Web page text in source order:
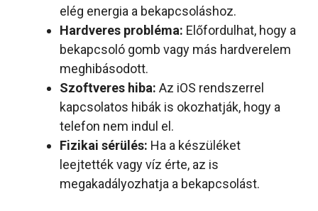
elég energia a bekapcsoláshoz.
Hardveres probléma: Előfordulhat, hogy a
bekapcsoló gomb vagy más hardverelem
meghibásodott.
Szoftveres hiba: Az iOS rendszerrel
kapcsolatos hibák is okozhatják, hogy a
telefon nem indul el.
Fizikai sérülés: Ha a készüléket
leejtették vagy víz érte, az is
megakadályozhatja a bekapcsolást.